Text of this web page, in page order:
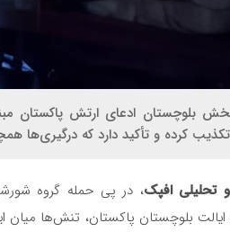
بلوچستان ادعای ارتش پاکستان
کرده و تأکید دارد که درگیری‌ها
تحلیلی افپک
بلوچستان پاکستان، تنش‌ها میان